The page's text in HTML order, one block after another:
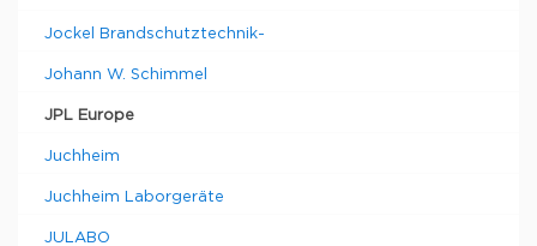
Jockel Brandschutztechnik-
Johann W. Schimmel
JPL Europe
Juchheim
Juchheim Laborgeräte
JULABO